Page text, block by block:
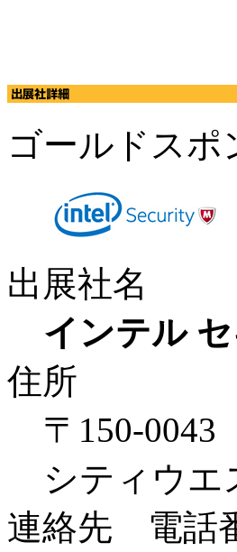
ゴールドスポ
出展社名
インテル
住所
〒150-
シティウエ
連絡先 電話